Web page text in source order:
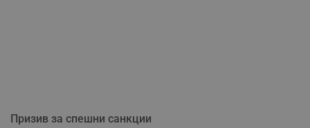
Призив за спешни санкции